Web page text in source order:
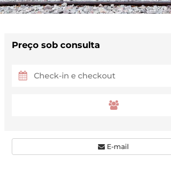
Preço sob consulta
E-mail